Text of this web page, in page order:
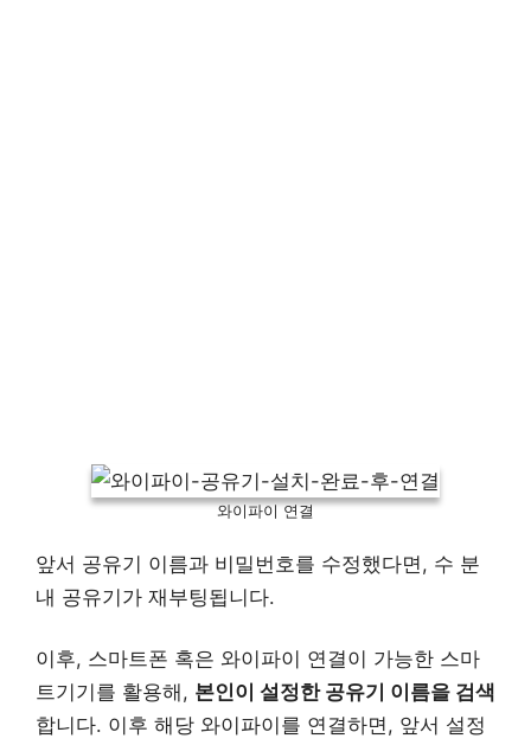
와이파이 연결
앞서 공유기 이름과 비밀번호를 수정했다면, 수 분
내 공유기가 재부팅됩니다.
이후, 스마트폰 혹은 와이파이 연결이 가능한 스마
트기기를 활용해, 본인이 설정한 공유기 이름을 검색
합니다. 이후 해당 와이파이를 연결하면, 앞서 설정